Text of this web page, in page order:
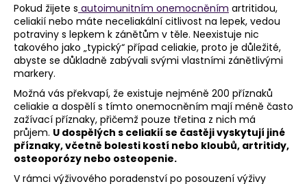
Pokud žijete s autoimunitním onemocněním artritidou,
celiakií nebo máte neceliakální citlivost na lepek, vedou
potraviny s lepkem k zánětům v těle. Neexistuje nic
takového jako „typický“ případ celiakie, proto je důležité,
abyste se důkladně zabývali svými vlastními zánětlivými
markery.
Možná vás překvapí, že existuje nejméně 200 příznaků
celiakie a dospělí s tímto onemocněním mají méně často
zažívací příznaky, přičemž pouze třetina z nich má
průjem. U dospělých s celiakií se častěji vyskytují jiné
příznaky, včetně bolesti kostí nebo kloubů, artritidy,
osteoporózy nebo osteopenie.
V rámci výživového poradenství po posouzení výživy